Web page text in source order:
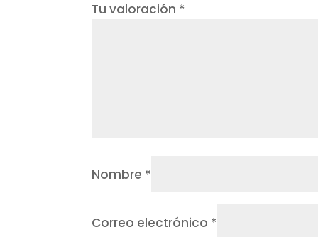
Tu valoración *
Nombre *
Correo electrónico *